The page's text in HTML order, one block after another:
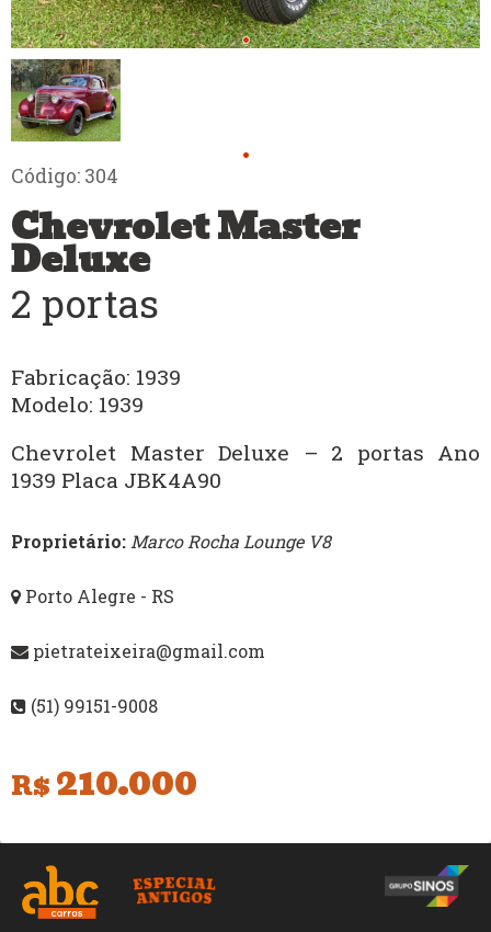
Código: 304
Chevrolet Master
Deluxe
2 portas
Fabricação: 1939
Modelo: 1939
Chevrolet Master Deluxe – 2 portas Ano
1939 Placa JBK4A90
Proprietário:Marco Rocha Lounge V8
Porto Alegre - RS
pietrateixeira@gmail.com
(51) 99151-9008
R$210.000